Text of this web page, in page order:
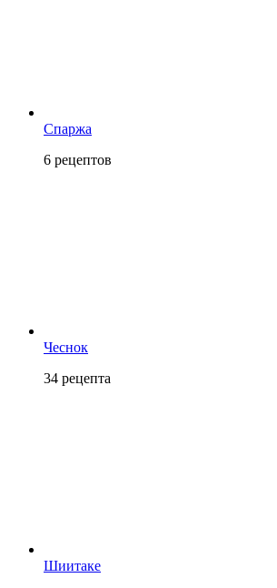
Спаржа
6 рецептов
Чеснок
34 рецепта
Шиитаке